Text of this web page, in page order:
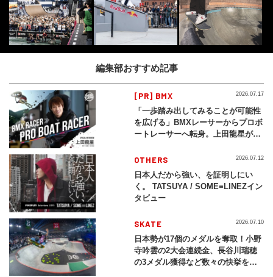
編集部おすすめ記事
[PR] BMX
「一歩踏み出してみることが可能性
を広げる」BMXレーサーからプロボ
ートレーサーへ転身。上田龍星が体
2026.07.17
OTHERS
日本人だから強い、を証明しにい
く。 TATSUYA / SOME≡LINEZイン
タビュー
2026.07.12
SKATE
日本勢が17個のメダルを奪取！小野
寺吟雲の2大会連続金、長谷川瑞穂
の3メダル獲得など数々の快挙をプ
2026.07.10